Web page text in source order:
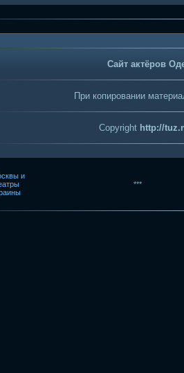
Сайт актёров
При копировании
Copyright http://
***